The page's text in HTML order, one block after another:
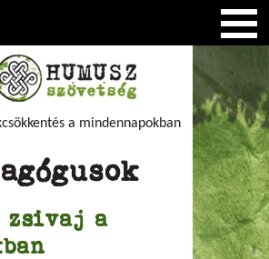
a mindennapokban
zsivaj a